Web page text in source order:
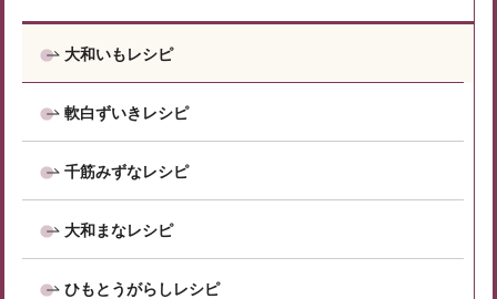
大和いもレシピ
軟白ずいきレシピ
千筋みずなレシピ
大和まなレシピ
ひもとうがらしレシピ